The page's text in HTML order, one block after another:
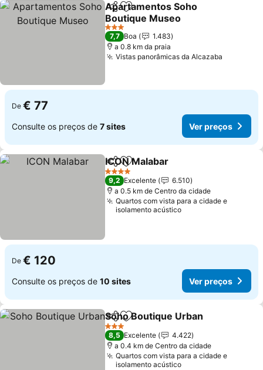
PartilharAdicionar aos favoritos
Apartamentos Soho
Boutique Museo
3 Estrelas
7,7 Boa
1.483
a 0.8 km da praia
Vistas panorâmicas da Alcazaba
De € 77
Consulte os preços de 7 sites Ver preços
PartilharAdicionar aos favoritos
ICON Malabar
4 Estrelas
9,2 Excelente
6.510
a 0.5 km de Centro da cidade
Quartos com vista para a cidade e
isolamento acústico
De € 120
Consulte os preços de 10 sites Ver preços
PartilharAdicionar aos favoritos
Soho Boutique Urban
3 Estrelas
8,5 Excelente
4.422
a 0.4 km de Centro da cidade
Quartos com vista para a cidade e
isolamento acústico